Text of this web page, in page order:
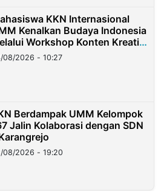
KKN Internasional
Kenalkan Budaya Indonesia
Workshop Konten Kreatif
08/2026 - 10:27
Berdampak UMM Kelompok
Jalin Kolaborasi dengan SDN
Karangrejo
08/2026 - 19:20